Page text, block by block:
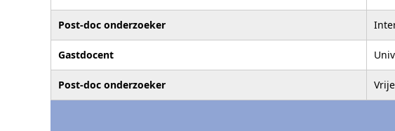
Post-doc onderzoeker
Gastdocent
Post-doc onderzoeker